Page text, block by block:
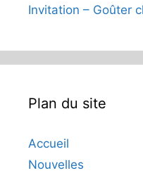
Invitation – Goûter
Plan du site
Accueil
Nouvelles